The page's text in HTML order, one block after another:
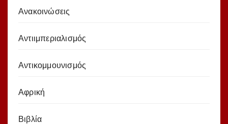
Ανακοινώσεις
Αντιιμπεριαλισμός
Αντικομμουνισμός
Αφρική
Βιβλία